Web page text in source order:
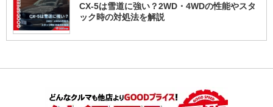
CX-5は雪道に強い？2WD・4WDの性能やスタ
ック時の対処法を解説